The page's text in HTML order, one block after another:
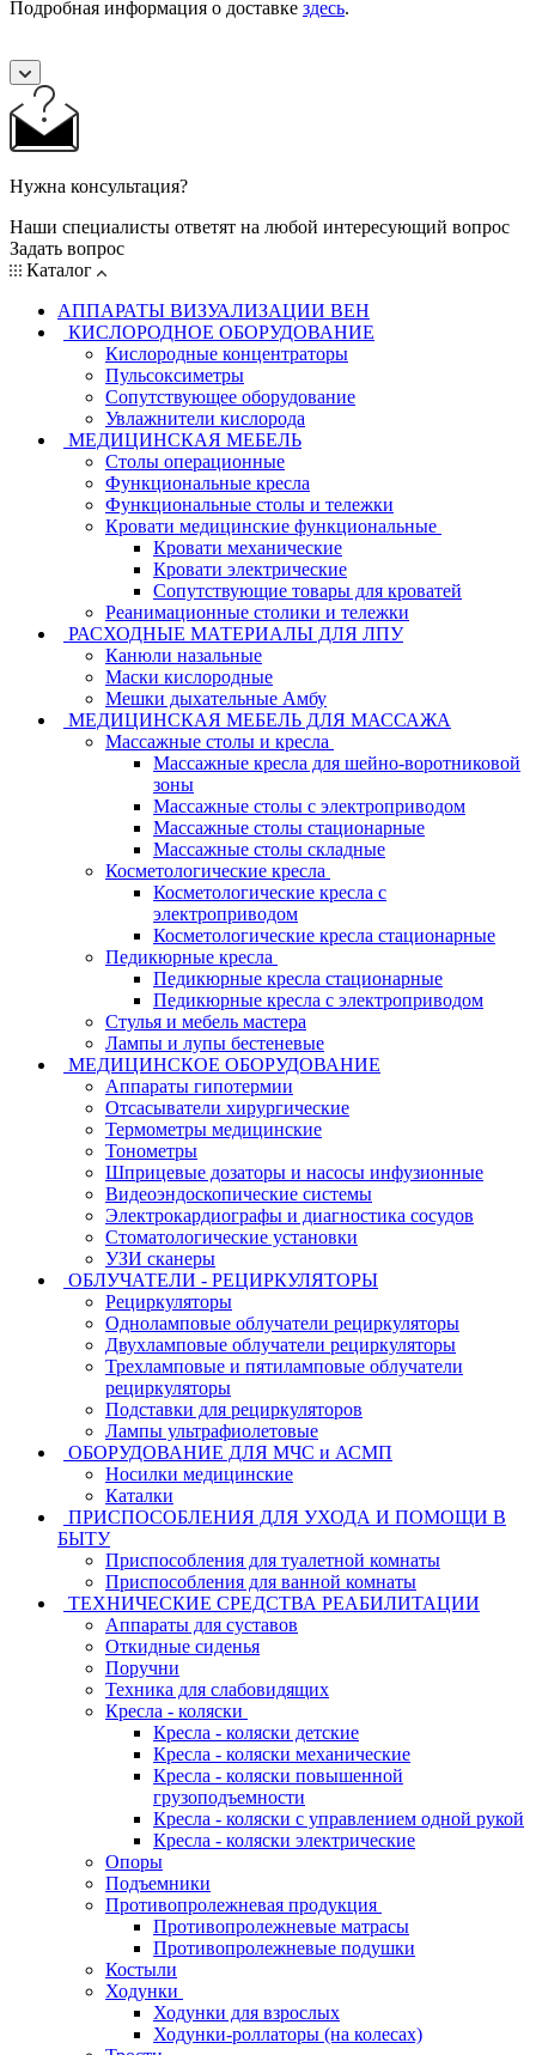
Подробная информация о доставке здесь.
Нужна консультация?
Наши специалисты ответят на любой интересующий вопрос
Задать вопрос
Каталог
АППАРАТЫ ВИЗУАЛИЗАЦИИ ВЕН
КИСЛОРОДНОЕ ОБОРУДОВАНИЕ
Кислородные концентраторы
Пульсоксиметры
Сопутствующее оборудование
Увлажнители кислорода
МЕДИЦИНСКАЯ МЕБЕЛЬ
Столы операционные
Функциональные кресла
Функциональные столы и тележки
Кровати медицинские функциональные
Кровати механические
Кровати электрические
Сопутствующие товары для кроватей
Реанимационные столики и тележки
РАСХОДНЫЕ МАТЕРИАЛЫ ДЛЯ ЛПУ
Канюли назальные
Маски кислородные
Мешки дыхательные Амбу
МЕДИЦИНСКАЯ МЕБЕЛЬ ДЛЯ МАССАЖА
Массажные столы и кресла
Массажные кресла для шейно-воротниковой
зоны
Массажные столы с электроприводом
Массажные столы стационарные
Массажные столы складные
Косметологические кресла
Косметологические кресла с
электроприводом
Косметологические кресла стационарные
Педикюрные кресла
Педикюрные кресла стационарные
Педикюрные кресла с электроприводом
Стулья и мебель мастера
Лампы и лупы бестеневые
МЕДИЦИНСКОЕ ОБОРУДОВАНИЕ
Аппараты гипотермии
Отсасыватели хирургические
Термометры медицинские
Тонометры
Шприцевые дозаторы и насосы инфузионные
Видеоэндоскопические системы
Электрокардиографы и диагностика сосудов
Стоматологические установки
УЗИ сканеры
ОБЛУЧАТЕЛИ - РЕЦИРКУЛЯТОРЫ
Рециркуляторы
Одноламповые облучатели рециркуляторы
Двухламповые облучатели рециркуляторы
Трехламповые и пятиламповые облучатели
рециркуляторы
Подставки для рециркуляторов
Лампы ультрафиолетовые
ОБОРУДОВАНИЕ ДЛЯ МЧС и АСМП
Носилки медицинские
Каталки
ПРИСПОСОБЛЕНИЯ ДЛЯ УХОДА И ПОМОЩИ В
БЫТУ
Приспособления для туалетной комнаты
Приспособления для ванной комнаты
ТЕХНИЧЕСКИЕ СРЕДСТВА РЕАБИЛИТАЦИИ
Аппараты для суставов
Откидные сиденья
Поручни
Техника для слабовидящих
Кресла - коляски
Кресла - коляски детские
Кресла - коляски механические
Кресла - коляски повышенной
грузоподъемности
Кресла - коляски с управлением одной рукой
Кресла - коляски электрические
Опоры
Подъемники
Противопролежневая продукция
Противопролежневые матрасы
Противопролежневые подушки
Костыли
Ходунки
Ходунки для взрослых
Ходунки-роллаторы (на колесах)